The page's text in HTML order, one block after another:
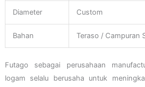
Diameter Custom
Bahan Teraso / Campuran
Futago sebagai perusahaan
logam selalu berusaha untuk